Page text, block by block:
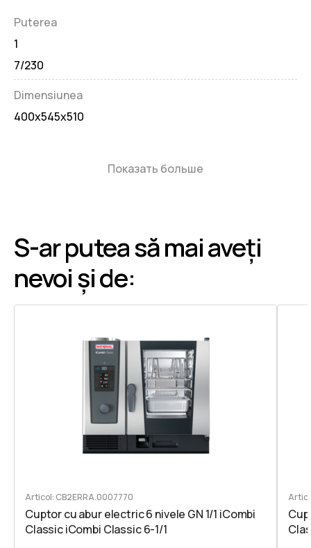
Puterea
1
7/230
Dimensiunea
400x545x510
Показать больше
S-ar putea să mai aveți
nevoi și de:
Articol: CB2ERRA.0007770
Cuptor cu abur electric 6 nivele GN 1/1 iCombi
Classic iCombi Classic 6-1/1